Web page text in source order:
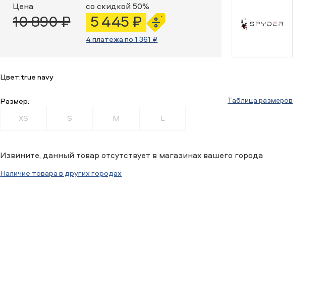
Цена
10 890 ₽
со скидкой 50%
5 445 ₽
4 платежа по 1 361 ₽
Цвет:true navy
Размер: Таблица размеров
XS S M L
Извините, данный товар отсутствует в магазинах вашего города
Наличие товара в других городах